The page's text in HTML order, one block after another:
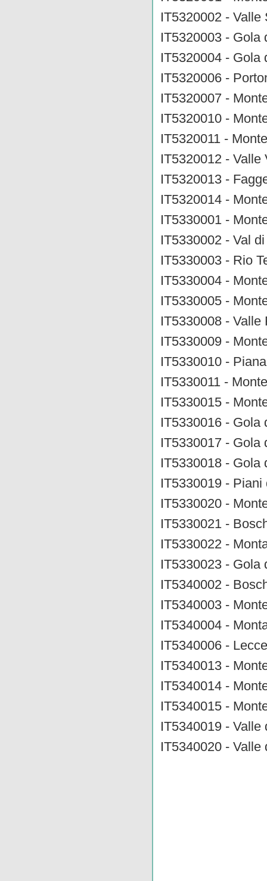
IT5320002 - Valle
IT5320003 - Gola
IT5320004 - Gola
IT5320006 -
IT5320007 -
IT5320010 -
IT5320011 -
IT5320012 -
IT5320013 -
IT5320014 -
IT5330001 -
IT5330002 - Val
IT5330003 - Rio
IT5330004 -
IT5330005 -
IT5330008 -
IT5330009 -
IT5330010 -
IT5330011 -
IT5330015 -
IT5330016 - Gola
IT5330017 - Gola
IT5330018 - Gola
IT5330019 -
IT5330020 -
IT5330021 -
IT5330022 -
IT5330023 - Gola
IT5340002 -
IT5340003 -
IT5340004 -
IT5340006 -
IT5340013 -
IT5340014 -
IT5340015 -
IT5340019 - Valle
IT5340020 -